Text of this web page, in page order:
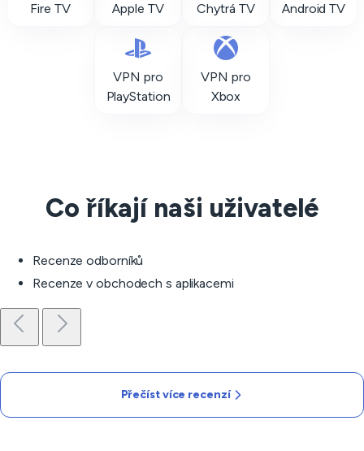
Fire TV
Apple TV
Chytrá TV
Android TV
VPN pro
PlayStation
VPN pro
Xbox
Co říkají naši uživatelé
Recenze odborníků
Recenze v obchodech s aplikacemi
Přečíst více recenzí